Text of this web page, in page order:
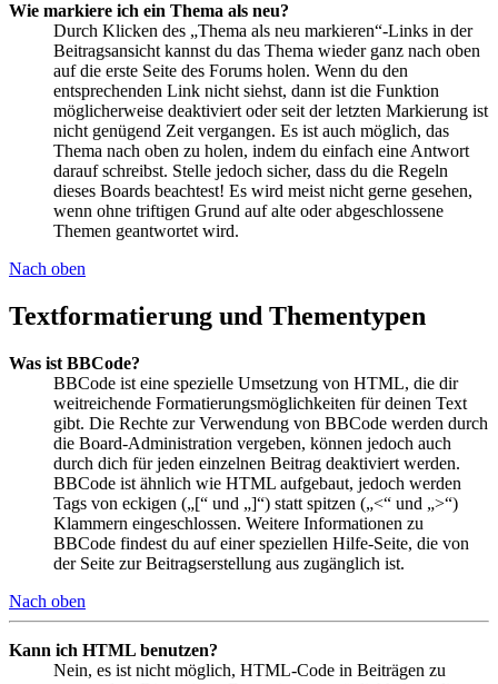
Wie markiere ich ein Thema als neu?
Durch Klicken des „Thema als neu markieren“-Links in der
Beitragsansicht kannst du das Thema wieder ganz nach oben
auf die erste Seite des Forums holen. Wenn du den
entsprechenden Link nicht siehst, dann ist die Funktion
möglicherweise deaktiviert oder seit der letzten Markierung ist
nicht genügend Zeit vergangen. Es ist auch möglich, das
Thema nach oben zu holen, indem du einfach eine Antwort
darauf schreibst. Stelle jedoch sicher, dass du die Regeln
dieses Boards beachtest! Es wird meist nicht gerne gesehen,
wenn ohne triftigen Grund auf alte oder abgeschlossene
Themen geantwortet wird.
Nach oben
Textformatierung und Thementypen
Was ist BBCode?
BBCode ist eine spezielle Umsetzung von HTML, die dir
weitreichende Formatierungsmöglichkeiten für deinen Text
gibt. Die Rechte zur Verwendung von BBCode werden durch
die Board-Administration vergeben, können jedoch auch
durch dich für jeden einzelnen Beitrag deaktiviert werden.
BBCode ist ähnlich wie HTML aufgebaut, jedoch werden
Tags von eckigen („[“ und „]“) statt spitzen („<“ und „>“)
Klammern eingeschlossen. Weitere Informationen zu
BBCode findest du auf einer speziellen Hilfe-Seite, die von
der Seite zur Beitragserstellung aus zugänglich ist.
Nach oben
Kann ich HTML benutzen?
Nein, es ist nicht möglich, HTML-Code in Beiträgen zu